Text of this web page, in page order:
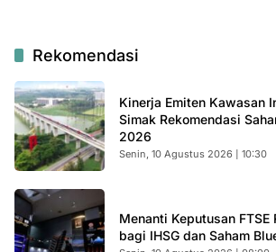
Rekomendasi
Kinerja Emiten Kawasan
Simak Rekomendasi
2026
Senin, 10 Agustus 2026 | 10:30
Menanti Keputusan FTSE
bagi IHSG dan Saham